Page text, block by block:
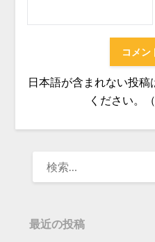
日本語が含まれない投
ください。
最近の投稿